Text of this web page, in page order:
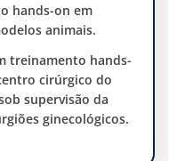
hands-on em
animais.
treinamento hands-
cirúrgico do
supervisão da
ginecológicos.